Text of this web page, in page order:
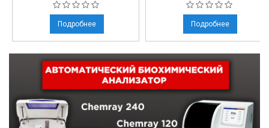
Подробнее Подробнее